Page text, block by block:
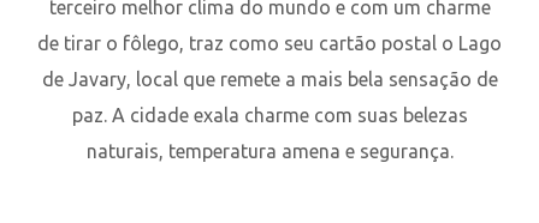
terceiro melhor clima do mundo e com um charme
de tirar o fôlego, traz como seu cartão postal o Lago
de Javary, local que remete a mais bela sensação de
paz. A cidade exala charme com suas belezas
naturais, temperatura amena e segurança.